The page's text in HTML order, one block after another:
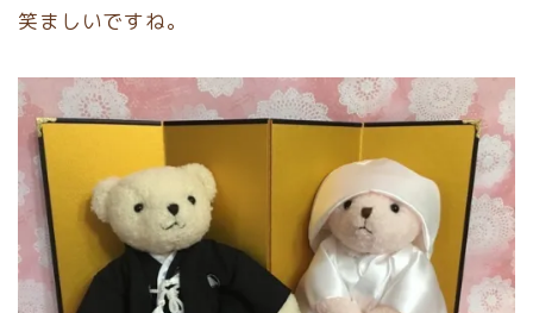
笑ましいですね。